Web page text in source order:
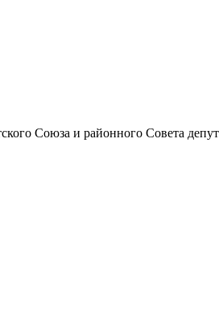
Союза и районного Совета